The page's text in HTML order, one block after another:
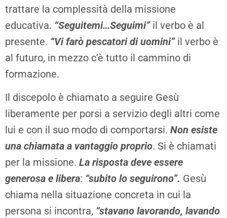
trattare la complessità della missione
educativa. “Seguitemi…Seguimi”il verbo è al
presente. “Vi farò pescatori di uomini” il verbo è
al futuro, in mezzo c’è tutto il cammino di
formazione.
Il discepolo è chiamato a seguire Gesù
liberamente per porsi a servizio degli altri come
lui e con il suo modo di comportarsi. Non esiste
una chiamata a vantaggio proprio. Si è chiamati
per la missione. La risposta deve essere
generosa e libera: “subito lo seguirono”. Gesù
chiama nella situazione concreta in cui la
persona si incontra, “stavano lavorando, lavando